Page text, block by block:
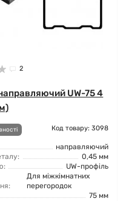
2
UW-75 4
Код товару: 3098
направляючий
0,45 мм
UW-профіль
Для міжкімнатних
перегородок
75 мм